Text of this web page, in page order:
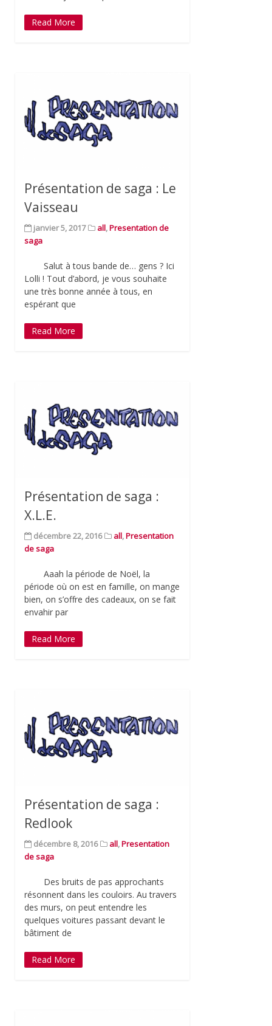
Read More
Présentation de saga : Le
Vaisseau
janvier 5, 2017 all,Presentation de
saga
Salut à tous bande de… gens ? Ici
Lolli ! Tout d’abord, je vous souhaite
une très bonne année à tous, en
espérant que
Read More
Présentation de saga :
X.L.E.
décembre 22, 2016 all,Presentation
de saga
Aaah la période de Noël, la
période où on est en famille, on mange
bien, on s’offre des cadeaux, on se fait
envahir par
Read More
Présentation de saga :
Redlook
décembre 8, 2016 all,Presentation
de saga
Des bruits de pas approchants
résonnent dans les couloirs. Au travers
des murs, on peut entendre les
quelques voitures passant devant le
bâtiment de
Read More